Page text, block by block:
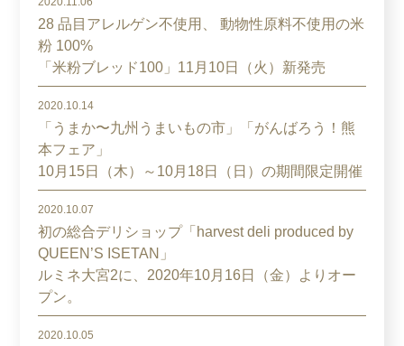
28 品目アレルゲン不使用、 動物性原料不使用の米
粉 100%
「米粉ブレッド100」11月10日（火）新発売
2020.10.14
「うまか〜九州うまいもの市」「がんばろう！熊
本フェア」
10月15日（木）～10月18日（日）の期間限定開催
2020.10.07
初の総合デリショップ「harvest deli produced by
QUEEN’S ISETAN」
ルミネ大宮2に、2020年10月16日（金）よりオー
プン。
2020.10.05